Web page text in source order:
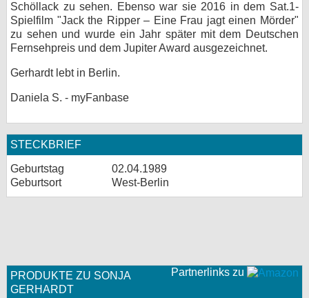
Schöllack zu sehen. Ebenso war sie 2016 in dem Sat.1-
Spielfilm "Jack the Ripper – Eine Frau jagt einen Mörder"
zu sehen und wurde ein Jahr später mit dem Deutschen
Fernsehpreis und dem Jupiter Award ausgezeichnet.
Gerhardt lebt in Berlin.
Daniela S. - myFanbase
STECKBRIEF
Geburtstag
02.04.1989
Geburtsort
West-Berlin
Partnerlinks zu
PRODUKTE ZU SONJA
GERHARDT
Impressum
Desktop-Ansicht